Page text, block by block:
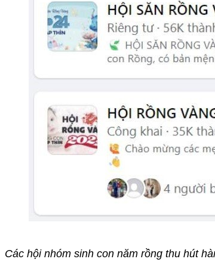
Các hội nhóm sinh con năm rồng thu hút